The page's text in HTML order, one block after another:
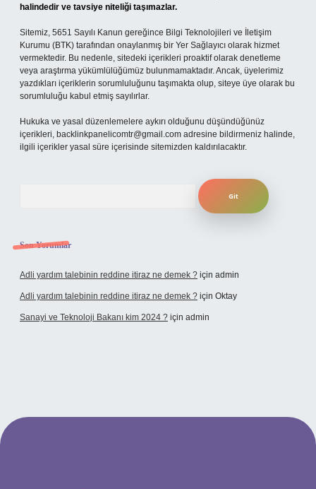
halindedir ve tavsiye niteliği taşımazlar.
Sitemiz, 5651 Sayılı Kanun gereğince Bilgi Teknolojileri ve İletişim
Kurumu (BTK) tarafından onaylanmış bir Yer Sağlayıcı olarak hizmet
vermektedir. Bu nedenle, sitedeki içerikleri proaktif olarak denetleme
veya araştırma yükümlülüğümüz bulunmamaktadır. Ancak, üyelerimiz
yazdıkları içeriklerin sorumluluğunu taşımakta olup, siteye üye olarak bu
sorumluluğu kabul etmiş sayılırlar.
Hukuka ve yasal düzenlemelere aykırı olduğunu düşündüğünüz
içerikleri, backlinkpanelicomtr@gmail.com adresine bildirmeniz halinde,
ilgili içerikler yasal süre içerisinde sitemizden kaldırılacaktır.
Son Yorumlar
Adli yardım talebinin reddine itiraz ne demek ? için admin
Adli yardım talebinin reddine itiraz ne demek ? için Oktay
Sanayi ve Teknoloji Bakanı kim 2024 ? için admin
giriş